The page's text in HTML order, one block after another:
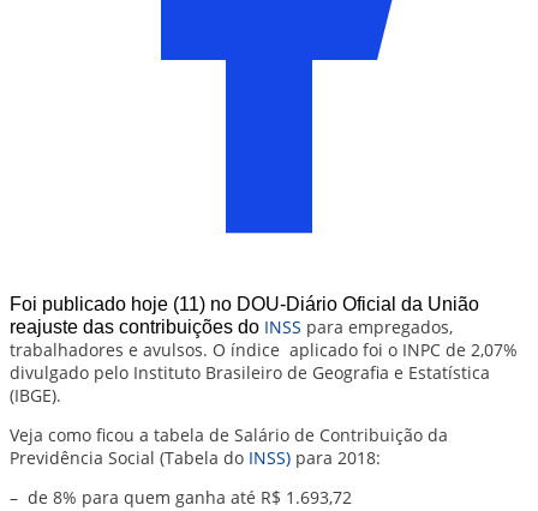
Foi publicado hoje (11) no DOU-Diário Oficial da União
reajuste das contribuições do INSS para empregados,
trabalhadores e avulsos. O índice aplicado foi o INPC de 2,07%
divulgado pelo Instituto Brasileiro de Geografia e Estatística
(IBGE).
Veja como ficou a tabela de Salário de Contribuição da
Previdência Social (Tabela do INSS) para 2018:
– de 8% para quem ganha até R$ 1.693,72